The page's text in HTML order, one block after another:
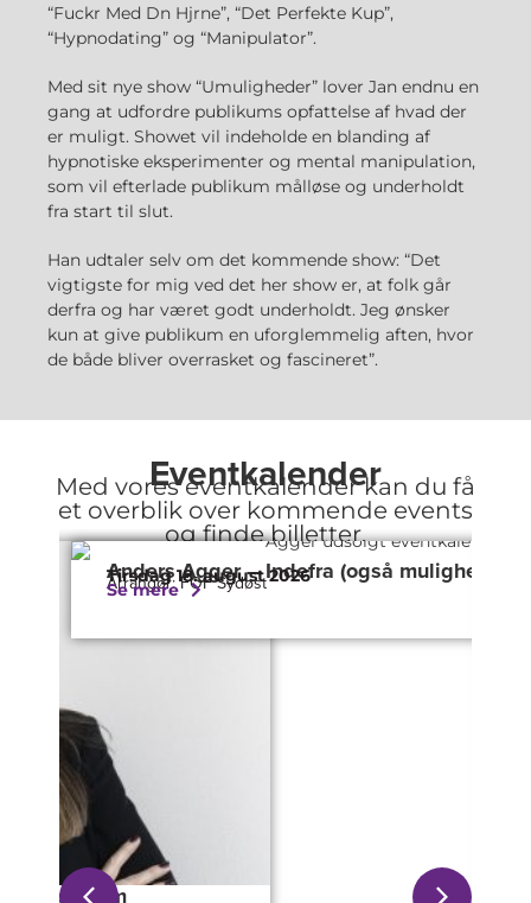
“Fuckr Med Dn Hjrne”, “Det Perfekte Kup”,
“Hypnodating” og “Manipulator”.
Med sit nye show “Umuligheder” lover Jan endnu en
gang at udfordre publikums opfattelse af hvad der
er muligt. Showet vil indeholde en blanding af
hypnotiske eksperimenter og mental manipulation,
som vil efterlade publikum målløse og underholdt
fra start til slut.
Han udtaler selv om det kommende show: “Det
vigtigste for mig ved det her show er, at folk går
derfra og har været godt underholdt. Jeg ønsker
kun at give publikum en uforglemmelig aften, hvor
de både bliver overrasket og fascineret”.
Eventkalender
Med vores eventkalender kan du få
et overblik over kommende events
og finde billetter.
mulighed for spisning)